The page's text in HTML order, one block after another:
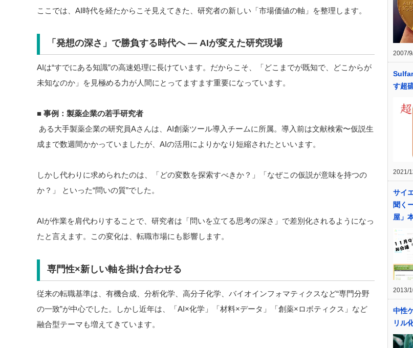
ここでは、AI時代を経たからこそ見えてきた、研究者の新しい「市場価値の軸」を整理します。
「発想の深さ」で勝負する時代へ ― AIが変えた研究現場
AIは“すでにある知識”の高速処理に長けています。だからこそ、「どこまでが既知で、どこからが
未知なのか」を見極める力が人間にとってますます重要になっています。
■ 事例：製薬企業の若手研究者
ある大手製薬企業の研究員Aさんは、AI創薬ツール導入チームに所属。導入前は文献検索〜仮説生
成まで数週間かかっていましたが、AIの活用によりかなり短縮されたといいます。
しかし代わりに求められたのは、「どの変数を探索すべきか？」「なぜこの仮説が意味を持つの
か？」 といった“問いの質”でした。
AIが作業を肩代わりすることで、研究者は「問いを立てる思考の深さ」で差別化されるようになっ
たと言えます。この変化は、転職市場にも影響します。
専門性×新しい軸を掛け合わせる
従来の転職基準は、有機合成、分析化学、高分子化学、バイオインフォマティクスなど“専門分野
の一致”が中心でした。しかし近年は、「AI×化学」「材料×データ」「創薬×ロボティクス」など
融合型テーマも増えてきています。
2007/
す超
2021/
サイ
聞く
屋」
2013/
中性
リル